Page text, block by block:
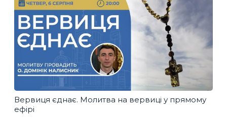
Вервиця єднає. Молитва на вервиці у прямому
ефірі